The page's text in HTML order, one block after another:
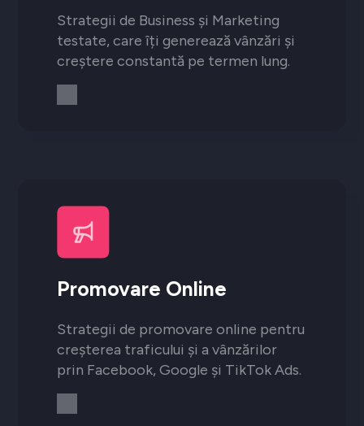
Strategii de Business și Marketing
testate, care îți generează vânzări și
creștere constantă pe termen lung.
Promovare Online
Strategii de promovare online pentru
creșterea traficului și a vânzărilor
prin Facebook, Google și TikTok Ads.